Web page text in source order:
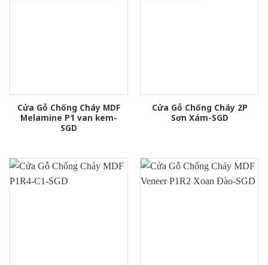
Cửa Gỗ Chống Cháy MDF
Melamine P1 van kem-
SGD
Cửa Gỗ Chống Cháy 2P
Sơn Xám-SGD